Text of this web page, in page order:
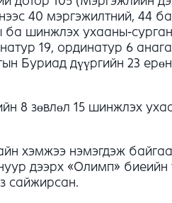
40 мэргэжилтний, 44
шинжлэх ухааны-
19, ординатур 6
Буриад дүүргийн 23
8 зөвлөл 15 шинжлэх
хэмжээ нэмэгдэж байгаа
дээрх «Олимп»
сайжирсан.